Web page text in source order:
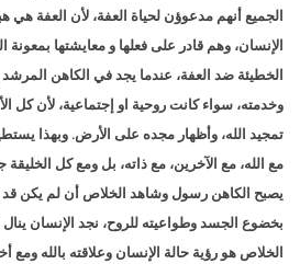
الجميع أنهم مدعوؤن لحياة العفة، لأن العفة هي
الإنسان، وهم قادر على فعلها و معايشتها بمعونة
الخطيئة ضد العفة، عندما يجد في الكاهن المرشد
وخدمته، سواء كانت روحية او إجتماعية، لأن كل
تمجيد الله، وأظهار مجده على الأرض. وبهذا
مع الله، مع الآخرين، مع ذاته، بل ومع كل
يصبح الكاهن رسول وشاهد الخلاص أن لم يكن قد
بخضوع الجسد وطواعيته للروح، نجد الإنسان
الخلاص هو رؤية حالة الإنسان وعلاقته بالله ومع